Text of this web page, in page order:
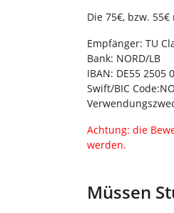
Die 75€, bzw.
Empfänger: TU
Bank: NORD/LB
IBAN: DE55 2505
Swift/BIC
Achtung: die
werden.
Müssen